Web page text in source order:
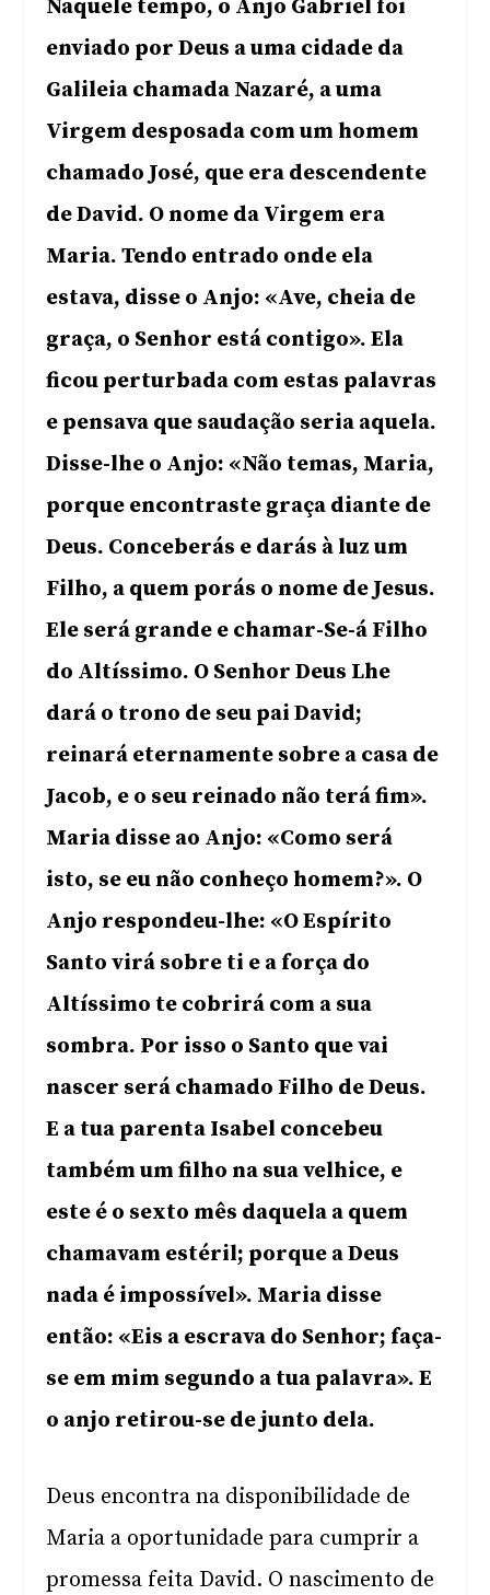
Naquele tempo, o Anjo Gabriel foi
enviado por Deus a uma cidade da
Galileia chamada Nazaré, a uma
Virgem desposada com um homem
chamado José, que era descendente
de David. O nome da Virgem era
Maria. Tendo entrado onde ela
estava, disse o Anjo: «Ave, cheia de
graça, o Senhor está contigo». Ela
ficou perturbada com estas palavras
e pensava que saudação seria aquela.
Disse-lhe o Anjo: «Não temas, Maria,
porque encontraste graça diante de
Deus. Conceberás e darás à luz um
Filho, a quem porás o nome de Jesus.
Ele será grande e chamar-Se-á Filho
do Altíssimo. O Senhor Deus Lhe
dará o trono de seu pai David;
reinará eternamente sobre a casa de
Jacob, e o seu reinado não terá fim».
Maria disse ao Anjo: «Como será
isto, se eu não conheço homem?». O
Anjo respondeu-lhe: «O Espírito
Santo virá sobre ti e a força do
Altíssimo te cobrirá com a sua
sombra. Por isso o Santo que vai
nascer será chamado Filho de Deus.
E a tua parenta Isabel concebeu
também um filho na sua velhice, e
este é o sexto mês daquela a quem
chamavam estéril; porque a Deus
nada é impossível». Maria disse
então: «Eis a escrava do Senhor; faça-
se em mim segundo a tua palavra». E
o anjo retirou-se de junto dela.
Deus encontra na disponibilidade de
Maria a oportunidade para cumprir a
promessa feita David. O nascimento de